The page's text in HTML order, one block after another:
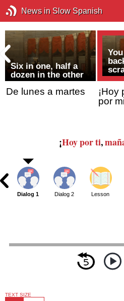
News in Slow Spanish
Six in one, half a
dozen in the other
De lunes a martes
¡Hoy
por
¡Hoy por ti,
Dialog 1 Dialog 2 Lesson
TEXT SIZE